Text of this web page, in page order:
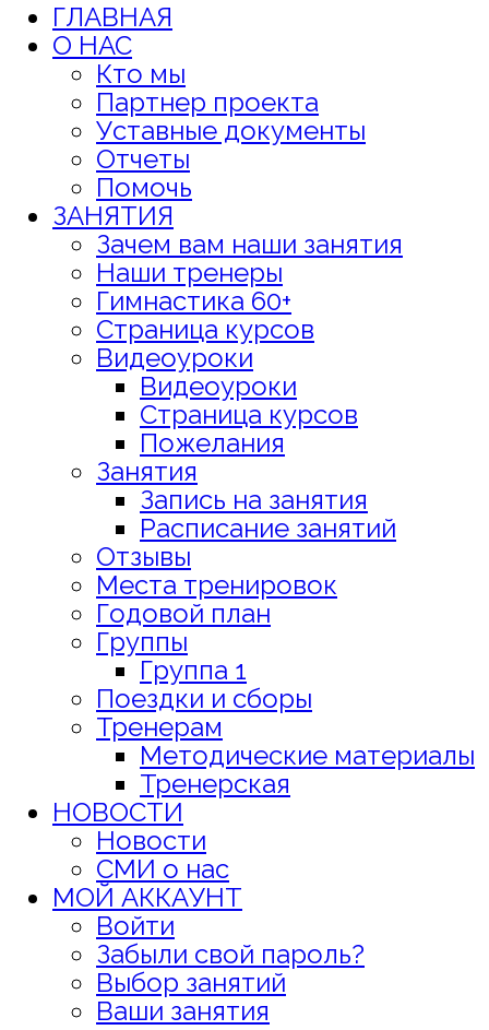
ГЛАВНАЯ
О НАС
Кто мы
Партнер проекта
Уставные документы
Отчеты
Помочь
ЗАНЯТИЯ
Зачем вам наши занятия
Наши тренеры
Гимнастика 60+
Страница курсов
Видеоуроки
Видеоуроки
Страница курсов
Пожелания
Занятия
Запись на занятия
Расписание занятий
Отзывы
Места тренировок
Годовой план
Группы
Группа 1
Поездки и сборы
Тренерам
Методические материалы
Тренерская
НОВОСТИ
Новости
СМИ о нас
МОЙ АККАУНТ
Войти
Забыли свой пароль?
Выбор занятий
Ваши занятия